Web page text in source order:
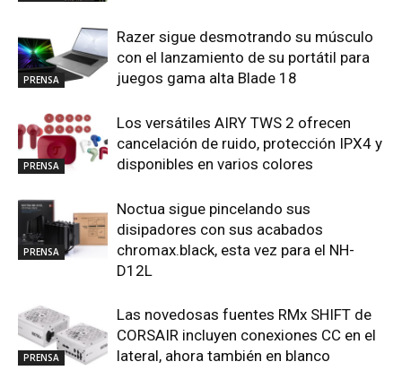
PRENSA
Razer sigue desmotrando su músculo
con el lanzamiento de su portátil para
juegos gama alta Blade 18
PRENSA
Los versátiles AIRY TWS 2 ofrecen
cancelación de ruido, protección IPX4 y
disponibles en varios colores
PRENSA
Noctua sigue pincelando sus
disipadores con sus acabados
chromax.black, esta vez para el NH-
D12L
PRENSA
Las novedosas fuentes RMx SHIFT de
CORSAIR incluyen conexiones CC en el
lateral, ahora también en blanco